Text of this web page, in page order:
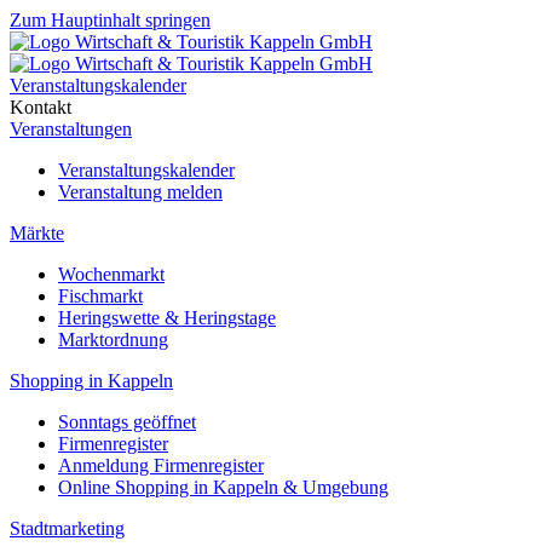
Zum Hauptinhalt springen
Veranstaltungskalender
Kontakt
Veranstaltungen
Veranstaltungskalender
Veranstaltung melden
Märkte
Wochenmarkt
Fischmarkt
Heringswette & Heringstage
Marktordnung
Shopping in Kappeln
Sonntags geöffnet
Firmenregister
Anmeldung Firmenregister
Online Shopping in Kappeln & Umgebung
Stadtmarketing